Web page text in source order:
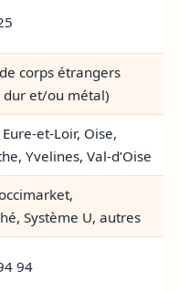
corps étrangers
dur et/ou métal)
et-Loir, Oise,
Yvelines, Val-d’Oise
Système U, autres
94